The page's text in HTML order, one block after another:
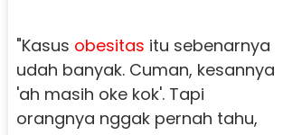
"Kasus obesitas itu sebenarnya
udah banyak. Cuman, kesannya
'ah masih oke kok'. Tapi
orangnya nggak pernah tahu,